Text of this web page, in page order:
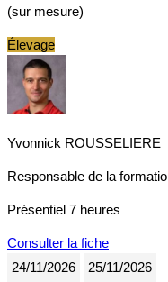
(sur mesure)
Élevage
Yvonnick ROUSSELIERE
Responsable de la
Présentiel 7 heures
Consulter la fiche
24/11/2026
25/11/2026